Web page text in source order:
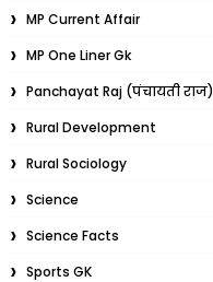
MP Current Affair
MP One Liner Gk
Panchayat Raj (पंचायती राज)
Rural Development
Rural Sociology
Science
Science Facts
Sports GK